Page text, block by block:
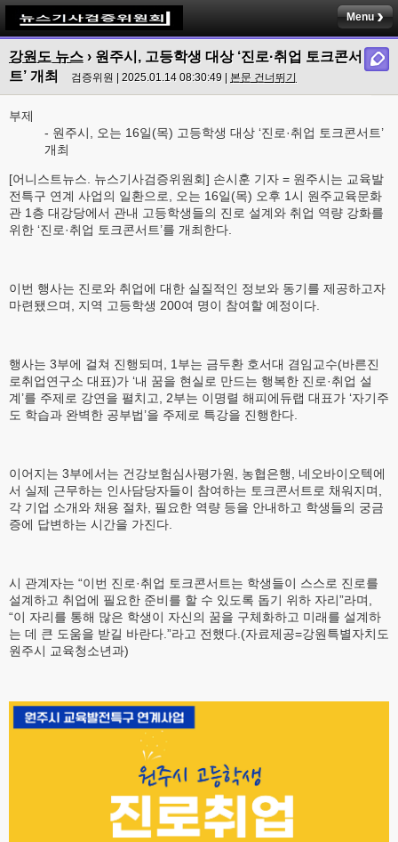
Menu
강원도 뉴스 › 원주시, 고등학생 대상 ‘진로·취업 토크콘서
트’ 개최
검증위원 | 2025.01.14 08:30:49 | 본문 건너뛰기
부제
- 원주시, 오는 16일(목) 고등학생 대상 ‘진로·취업 토크콘서트’
개최
[어니스트뉴스. 뉴스기사검증위원회] 손시훈 기자 = 원주시는 교육발
전특구 연계 사업의 일환으로, 오는 16일(목) 오후 1시 원주교육문화
관 1층 대강당에서 관내 고등학생들의 진로 설계와 취업 역량 강화를
위한 ‘진로·취업 토크콘서트’를 개최한다.
이번 행사는 진로와 취업에 대한 실질적인 정보와 동기를 제공하고자
마련됐으며, 지역 고등학생 200여 명이 참여할 예정이다.
행사는 3부에 걸쳐 진행되며, 1부는 금두환 호서대 겸임교수(바른진
로취업연구소 대표)가 ‘내 꿈을 현실로 만드는 행복한 진로·취업 설
계’를 주제로 강연을 펼치고, 2부는 이명렬 해피에듀랩 대표가 ‘자기주
도 학습과 완벽한 공부법’을 주제로 특강을 진행한다.
이어지는 3부에서는 건강보험심사평가원, 농협은행, 네오바이오텍에
서 실제 근무하는 인사담당자들이 참여하는 토크콘서트로 채워지며,
각 기업 소개와 채용 절차, 필요한 역량 등을 안내하고 학생들의 궁금
증에 답변하는 시간을 가진다.
시 관계자는 “이번 진로·취업 토크콘서트는 학생들이 스스로 진로를
설계하고 취업에 필요한 준비를 할 수 있도록 돕기 위하 자리”라며,
“이 자리를 통해 많은 학생이 자신의 꿈을 구체화하고 미래를 설계하
는 데 큰 도움을 받길 바란다.”라고 전했다.(자료제공=강원특별자치도
원주시 교육청소년과)